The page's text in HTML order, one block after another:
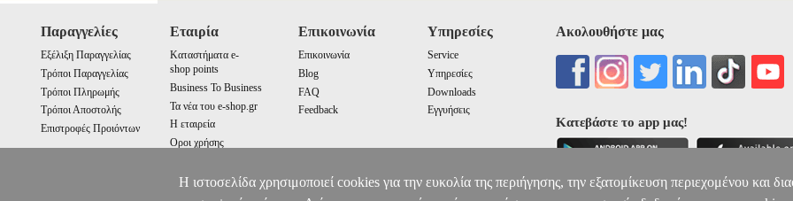
Παραγγελίες
Εξέλιξη Παραγγελίας
Τρόποι Παραγγελίας
Τρόποι Πληρωμής
Τρόποι Αποστολής
Επιστροφές Προιόντων
Εταιρία
Καταστήματα e-
shop points
Business To Business
Τα νέα του e-shop.gr
Η εταιρεία
Οροι χρήσης
Επικοινωνία
Επικοινωνία
Blog
FAQ
Feedback
Υπηρεσίες
Service
Υπηρεσίες
Downloads
Εγγυήσεις
Ακολουθήστε μας
Κατεβάστε το app μας!
Η ιστοσελίδα χρησιμοποιεί cookies για την ευκολία της περιήγησης, την εξατομίκευση περιεχομένου και